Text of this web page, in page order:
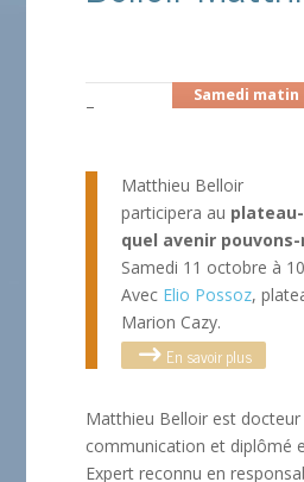
Samedi matin
–
Matthieu Belloir
participera au
quel avenir
Samedi 11 octobre à
Avec Elio Possoz,
Marion Cazy.
En savoir plus
Matthieu Belloir est docteur
communication et diplômé
Expert reconnu en